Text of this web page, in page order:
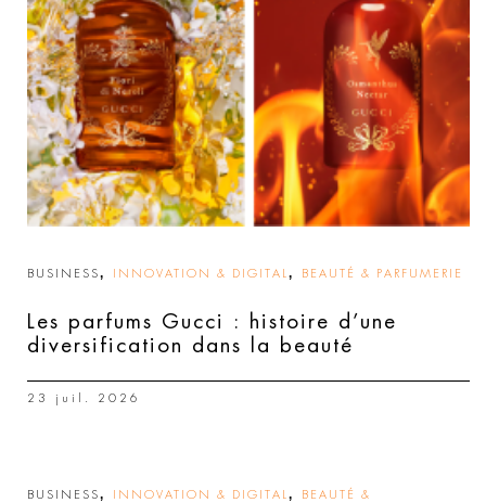
BUSINESS, INNOVATION & DIGITAL , BEAUTÉ & PARFUMERIE
Les parfums Gucci : histoire d’une
diversification dans la beauté
23 juil. 2026
BUSINESS, INNOVATION & DIGITAL , BEAUTÉ &